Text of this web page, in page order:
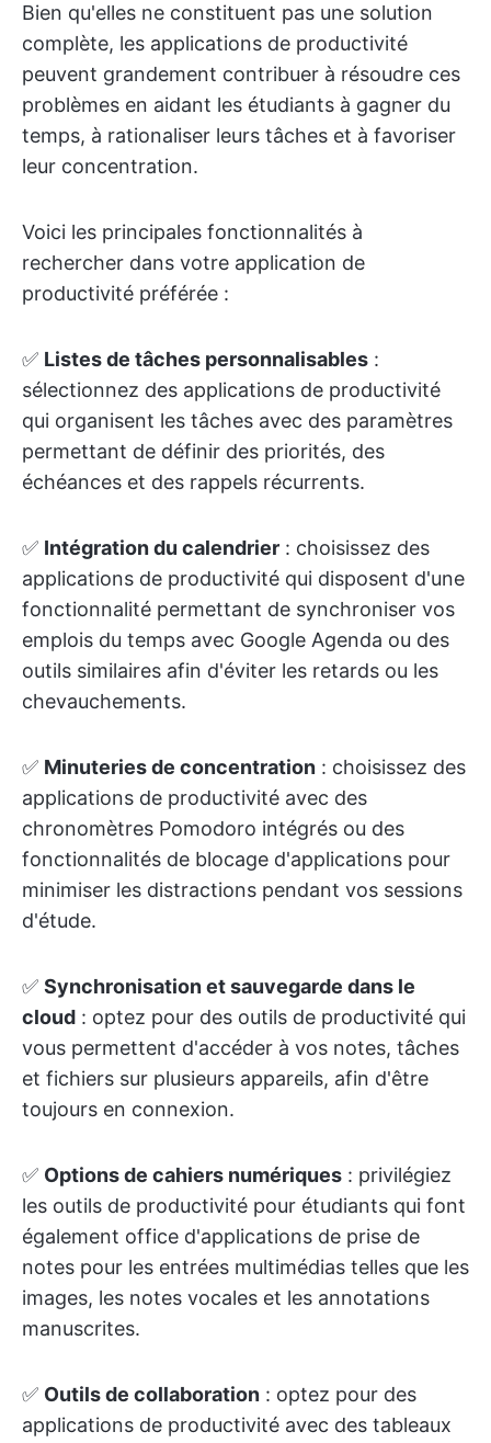
Bien qu'elles ne constituent pas une solution
complète, les applications de productivité
peuvent grandement contribuer à résoudre ces
problèmes en aidant les étudiants à gagner du
temps, à rationaliser leurs tâches et à favoriser
leur concentration.
Voici les principales fonctionnalités à
rechercher dans votre application de
productivité préférée :
✅ Listes de tâches personnalisables :
sélectionnez des applications de productivité
qui organisent les tâches avec des paramètres
permettant de définir des priorités, des
échéances et des rappels récurrents.
✅ Intégration du calendrier : choisissez des
applications de productivité qui disposent d'une
fonctionnalité permettant de synchroniser vos
emplois du temps avec Google Agenda ou des
outils similaires afin d'éviter les retards ou les
chevauchements.
✅ Minuteries de concentration : choisissez des
applications de productivité avec des
chronomètres Pomodoro intégrés ou des
fonctionnalités de blocage d'applications pour
minimiser les distractions pendant vos sessions
d'étude.
✅ Synchronisation et sauvegarde dans le
cloud : optez pour des outils de productivité qui
vous permettent d'accéder à vos notes, tâches
et fichiers sur plusieurs appareils, afin d'être
toujours en connexion.
✅ Options de cahiers numériques : privilégiez
les outils de productivité pour étudiants qui font
également office d'applications de prise de
notes pour les entrées multimédias telles que les
images, les notes vocales et les annotations
manuscrites.
✅ Outils de collaboration : optez pour des
applications de productivité avec des tableaux